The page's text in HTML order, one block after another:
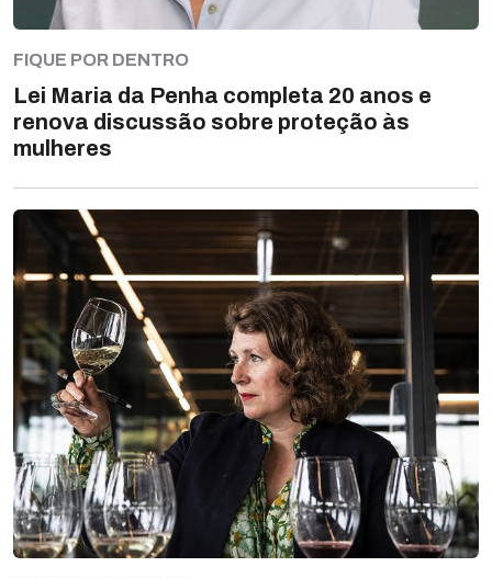
FIQUE POR DENTRO
Lei Maria da Penha completa 20 anos e
renova discussão sobre proteção às
mulheres